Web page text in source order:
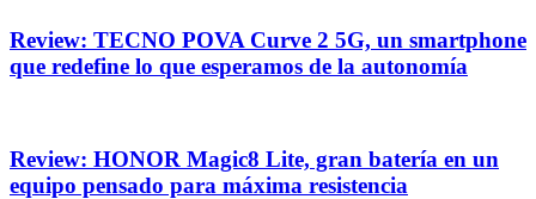
Review: TECNO POVA Curve 2 5G, un smartphone
que redefine lo que esperamos de la autonomía
Review: HONOR Magic8 Lite, gran batería en un
equipo pensado para máxima resistencia